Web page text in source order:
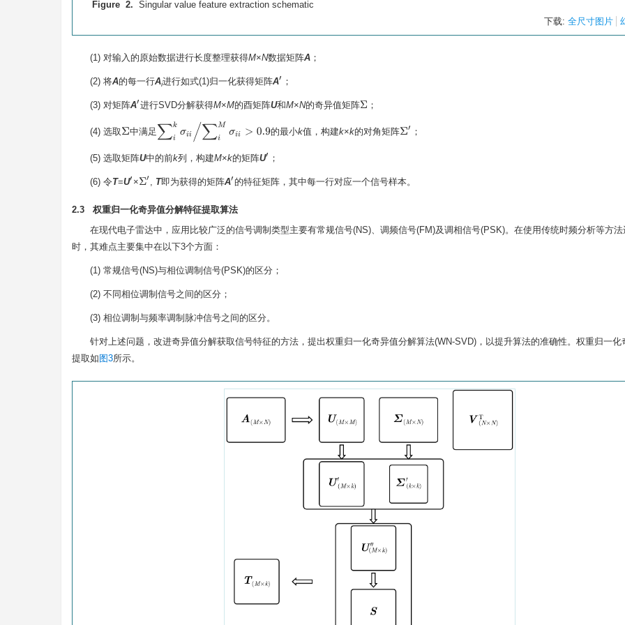
Figure 2. Singular value feature extraction schematic
下载: 全尺寸图片
(1) 对输入的原始数据进行长度整理获得M×N数据矩阵A ；
(2) 将A的每一行Ai进行如式(1)归一化获得矩阵A′ ；
(3) 对矩阵A′ 进行SVD分解获得M×M的酉矩阵U和M×N的奇异值矩阵Σ ；
(4) 选取 Σ 中满足 ∑ikσi Mσii>0.9 的最小k值，构建k×k的对角矩阵Σ′ ；
(5) 选取矩阵U中的前k列，构建M×k的矩阵U′ ；
(6) 令T=U′ ×Σ′ , T即为获得的矩阵A′ 的特征矩阵，其中每一行对应一个信号样本。
2.3 权重归一化奇异值分解特征提取算法
在现代电子雷达中，应用比较广泛的信号调制类型主要有常规信号(NS)、调频信号(FM)及调相信号(PSK)。在使用传统时频分析等方法
时，其难点主要集中在以下3个方面：
(1) 常规信号(NS)与相位调制信号(PSK)的区分；
(2) 不同相位调制信号之间的区分；
(3) 相位调制与频率调制脉冲信号之间的区分。
针对上述问题，改进奇异值分解获取信号特征的方法，提出权重归一化奇异值分解算法(WN-SVD)，以提升算法的准确性。权重归一化
提取如 图3所示。